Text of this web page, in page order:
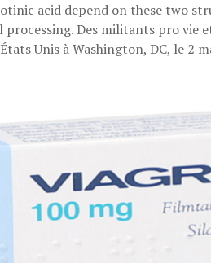
acid depend on these two
Des militants pro vie
Unis à Washington, DC, le 2